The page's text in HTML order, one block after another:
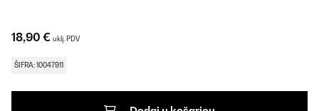
18,90 € uklj. PDV
ŠIFRA: 10047911